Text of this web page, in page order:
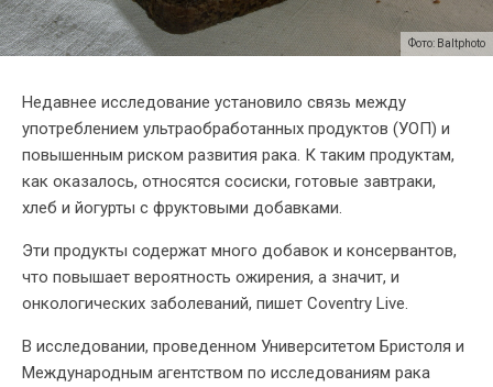
Фото: Baltphoto
Недавнее исследование установило связь между
употреблением ультраобработанных продуктов (УОП) и
повышенным риском развития рака. К таким продуктам,
как оказалось, относятся сосиски, готовые завтраки,
хлеб и йогурты с фруктовыми добавками.
Эти продукты содержат много добавок и консервантов,
что повышает вероятность ожирения, а значит, и
онкологических заболеваний, пишет Coventry Live.
В исследовании, проведенном Университетом Бристоля и
Международным агентством по исследованиям рака